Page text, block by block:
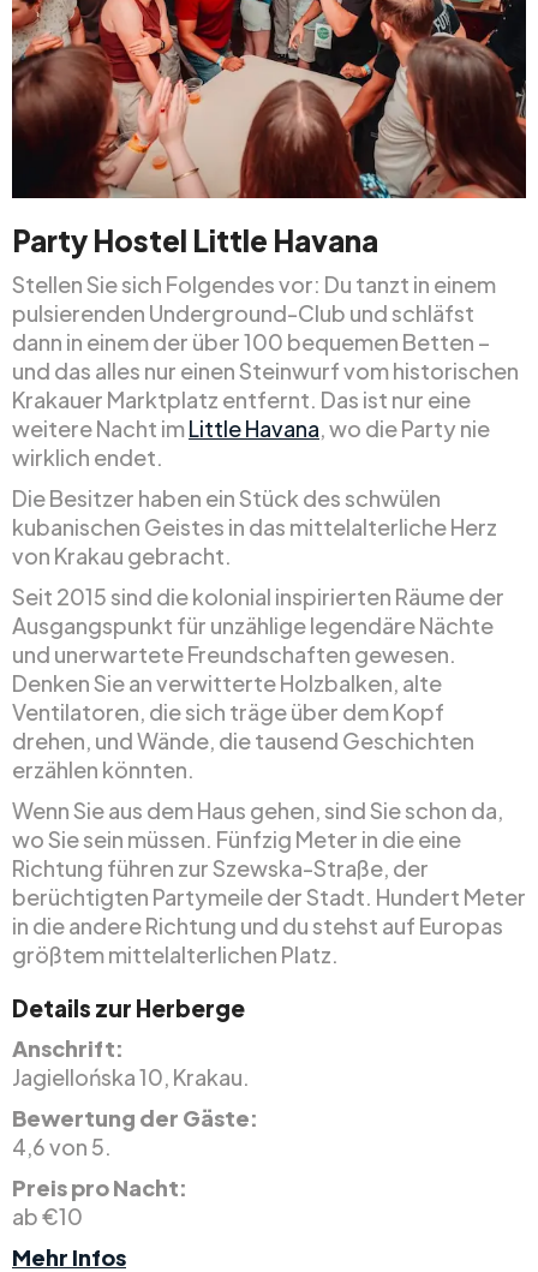
Party Hostel Little Havana
Stellen Sie sich Folgendes vor: Du tanzt in einem
pulsierenden Underground-Club und schläfst
dann in einem der über 100 bequemen Betten –
und das alles nur einen Steinwurf vom historischen
Krakauer Marktplatz entfernt. Das ist nur eine
weitere Nacht imLittle Havana , wo die Party nie
wirklich endet.
Die Besitzer haben ein Stück des schwülen
kubanischen Geistes in das mittelalterliche Herz
von Krakau gebracht.
Seit 2015 sind die kolonial inspirierten Räume der
Ausgangspunkt für unzählige legendäre Nächte
und unerwartete Freundschaften gewesen.
Denken Sie an verwitterte Holzbalken, alte
Ventilatoren, die sich träge über dem Kopf
drehen, und Wände, die tausend Geschichten
erzählen könnten.
Wenn Sie aus dem Haus gehen, sind Sie schon da,
wo Sie sein müssen. Fünfzig Meter in die eine
Richtung führen zur Szewska-Straße, der
berüchtigten Partymeile der Stadt. Hundert Meter
in die andere Richtung und du stehst auf Europas
größtem mittelalterlichen Platz.
Details zur Herberge
Anschrift:
Jagiellońska 10, Krakau.
Bewertung der Gäste:
4,6 von 5.
Preis pro Nacht:
ab €10
Mehr Infos